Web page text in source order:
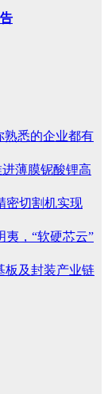
熟悉的企业都有
薄膜铌酸锂高
密切割机实现
夷，“软硬芯云”
板及封装产业链